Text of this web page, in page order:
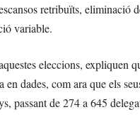
retribuïts, eliminació
variable.
eleccions, expliquen
dades, com ara que els
passant de 274 a 645